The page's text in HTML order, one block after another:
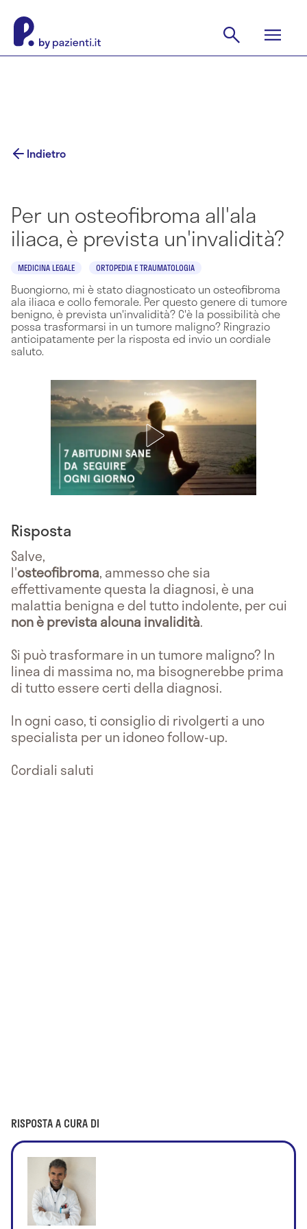
Indietro
Per un osteofibroma all'ala
iliaca, è prevista un'invalidità?
MEDICINA LEGALE ORTOPEDIA E TRAUMATOLOGIA
Buongiorno, mi è stato diagnosticato un osteofibroma
ala iliaca e collo femorale. Per questo genere di tumore
benigno, è prevista un'invalidità? C'è la possibilità che
possa trasformarsi in un tumore maligno? Ringrazio
anticipatamente per la risposta ed invio un cordiale
saluto.
Risposta
Salve,
l'osteofibroma, ammesso che sia
effettivamente questa la diagnosi, è una
malattia benigna e del tutto indolente, per cui
non è prevista alcuna invalidità.
Si può trasformare in un tumore maligno? In
linea di massima no, ma bisognerebbe prima
di tutto essere certi della diagnosi.
In ogni caso, ti consiglio di rivolgerti a uno
specialista per un idoneo follow-up.
Cordiali saluti
RISPOSTA A CURA DI